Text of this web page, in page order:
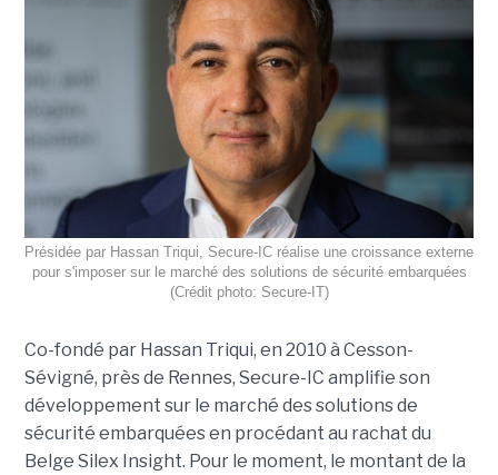
Présidée par Hassan Triqui, Secure-IC réalise une croissance externe
pour s'imposer sur le marché des solutions de sécurité embarquées
(Crédit photo: Secure-IT)
Co-fondé par Hassan Triqui, en 2010 à Cesson-
Sévigné, près de Rennes, Secure-IC amplifie son
développement sur le marché des solutions de
sécurité embarquées en procédant au rachat du
Belge Silex Insight. Pour le moment, le montant de la